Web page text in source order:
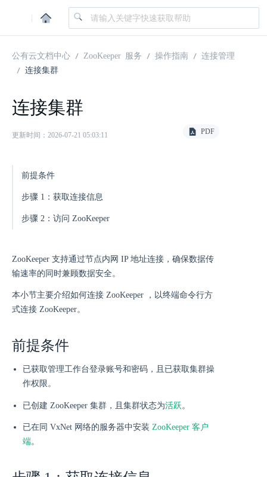
|
公有云文档中心 ZooKeeper 服务 操作指南
连接管理
连接集群
连接集群
更新时间：2026-07-21 05:03:11 PDF
前提条件
步骤 1：获取连接信息
步骤 2：访问 ZooKeeper
ZooKeeper 支持通过节点内网 IP 地址连接，确保数据传
输速率的同时兼顾数据安全。
本小节主要介绍如何连接 ZooKeeper ，以终端命令行方
式连接 ZooKeeper。
前提条件
已获取管理工作台登录账号和密码，且已获取集群操
作权限。
已创建 ZooKeeper 集群，且集群状态为活跃。
已在同 VxNet 网络的服务器中安装 ZooKeeper 客户
端。